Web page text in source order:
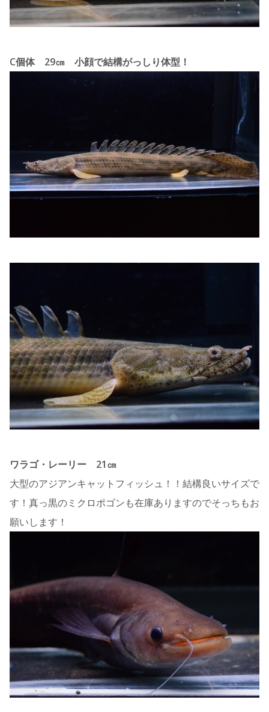
C個体 29㎝ 小顔で結構がっしり体型！
ワラゴ・レーリー 21㎝
大型のアジアンキャットフィッシュ！！結構良いサイズで
す！真っ黒のミクロポゴンも在庫ありますのでそっちもお
願いします！